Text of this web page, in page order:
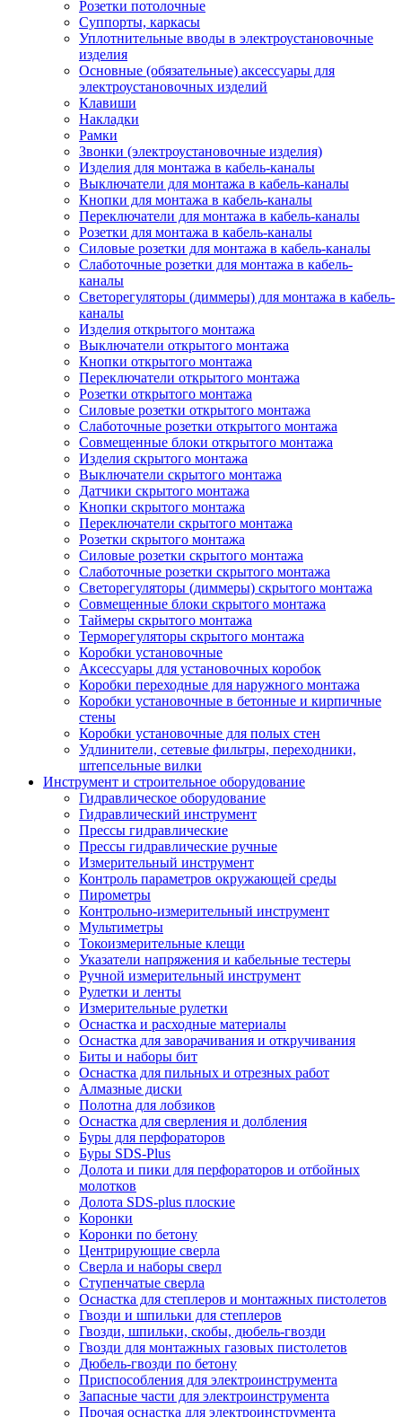
Розетки потолочные
Суппорты, каркасы
Уплотнительные вводы в электроустановочные
изделия
Основные (обязательные) аксессуары для
электроустановочных изделий
Клавиши
Накладки
Рамки
Звонки (электроустановочные изделия)
Изделия для монтажа в кабель-каналы
Выключатели для монтажа в кабель-каналы
Кнопки для монтажа в кабель-каналы
Переключатели для монтажа в кабель-каналы
Розетки для монтажа в кабель-каналы
Силовые розетки для монтажа в кабель-каналы
Слаботочные розетки для монтажа в кабель-
каналы
Светорегуляторы (диммеры) для монтажа в кабель-
каналы
Изделия открытого монтажа
Выключатели открытого монтажа
Кнопки открытого монтажа
Переключатели открытого монтажа
Розетки открытого монтажа
Силовые розетки открытого монтажа
Слаботочные розетки открытого монтажа
Совмещенные блоки открытого монтажа
Изделия скрытого монтажа
Выключатели скрытого монтажа
Датчики скрытого монтажа
Кнопки скрытого монтажа
Переключатели скрытого монтажа
Розетки скрытого монтажа
Силовые розетки скрытого монтажа
Слаботочные розетки скрытого монтажа
Светорегуляторы (диммеры) скрытого монтажа
Совмещенные блоки скрытого монтажа
Таймеры скрытого монтажа
Терморегуляторы скрытого монтажа
Коробки установочные
Аксессуары для установочных коробок
Коробки переходные для наружного монтажа
Коробки установочные в бетонные и кирпичные
стены
Коробки установочные для полых стен
Удлинители, сетевые фильтры, переходники,
штепсельные вилки
Инструмент и строительное оборудование
Гидравлическое оборудование
Гидравлический инструмент
Прессы гидравлические
Прессы гидравлические ручные
Измерительный инструмент
Контроль параметров окружающей среды
Пирометры
Контрольно-измерительный инструмент
Мультиметры
Токоизмерительные клещи
Указатели напряжения и кабельные тестеры
Ручной измерительный инструмент
Рулетки и ленты
Измерительные рулетки
Оснастка и расходные материалы
Оснастка для заворачивания и откручивания
Биты и наборы бит
Оснастка для пильных и отрезных работ
Алмазные диски
Полотна для лобзиков
Оснастка для сверления и долбления
Буры для перфораторов
Буры SDS-Plus
Долота и пики для перфораторов и отбойных
молотков
Долота SDS-plus плоские
Коронки
Коронки по бетону
Центрирующие сверла
Сверла и наборы сверл
Ступенчатые сверла
Оснастка для степлеров и монтажных пистолетов
Гвозди и шпильки для степлеров
Гвозди, шпильки, скобы, дюбель-гвозди
Гвозди для монтажных газовых пистолетов
Дюбель-гвозди по бетону
Приспособления для электроинструмента
Запасные части для электроинструмента
Прочая оснастка для электроинструмента